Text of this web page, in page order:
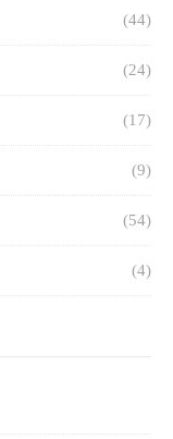
(44)
(24)
(17)
(9)
(54)
(4)